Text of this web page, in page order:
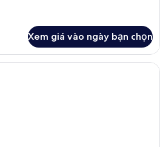
Xem giá vào ngày bạn chọn
Bộ đồ giường cao cấp, chăn bông,